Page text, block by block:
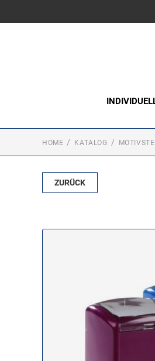
HOME KATALOG
ZURÜCK